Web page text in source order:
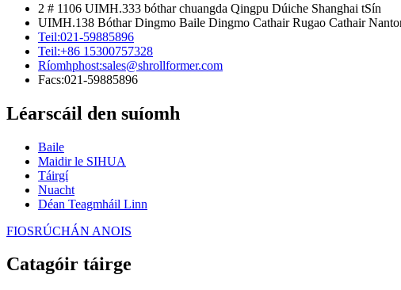
2 # 1106 UIMH.333 bóthar chuangda Qingpu Dúiche Shanghai tSín
UIMH.138 Bóthar Dingmo Baile Dingmo Cathair Rugao Cathair
Teil:021-59885896
Teil:+86 15300757328
Ríomhphost:sales@shrollformer.com
Facs:021-59885896
Léarscáil den suíomh
Baile
Maidir le SIHUA
Táirgí
Nuacht
Déan Teagmháil Linn
FIOSRÚCHÁN ANOIS
Catagóir táirge